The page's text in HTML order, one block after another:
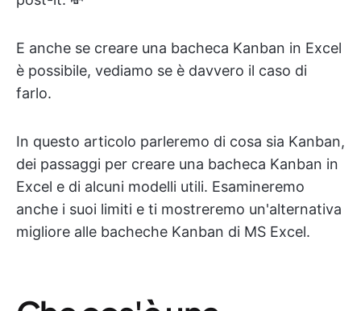
E anche se creare una bacheca Kanban in Excel
è possibile, vediamo se è davvero il caso di
farlo.
In questo articolo parleremo di cosa sia Kanban,
dei passaggi per creare una bacheca Kanban in
Excel e di alcuni modelli utili. Esamineremo
anche i suoi limiti e ti mostreremo un'alternativa
migliore alle bacheche Kanban di MS Excel.